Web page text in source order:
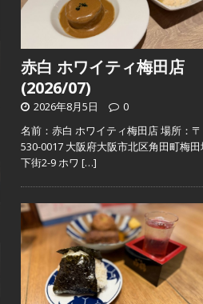
赤白 ホワイティ梅田店
(2026/07)
2026年8月5日
0
名前：赤白 ホワイティ梅田店 場所：〒
530-0017 大阪府大阪市北区角田町梅田
下街2-9 ホワ […]